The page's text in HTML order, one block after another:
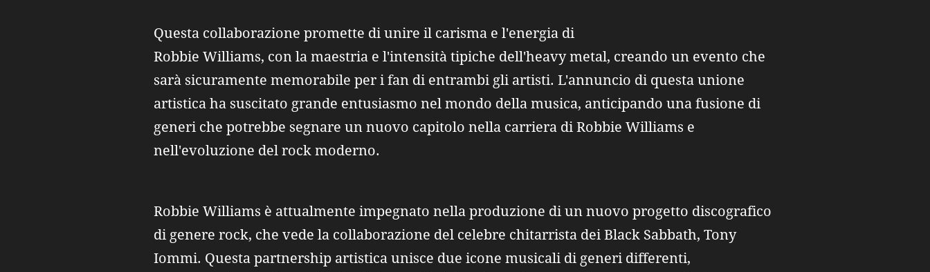
Questa collaborazione promette di unire il carisma e l'energia di
Robbie Williams, con la maestria e l'intensità tipiche dell'heavy metal, creando un evento che
sarà sicuramente memorabile per i fan di entrambi gli artisti. L'annuncio di questa unione
artistica ha suscitato grande entusiasmo nel mondo della musica, anticipando una fusione di
generi che potrebbe segnare un nuovo capitolo nella carriera di Robbie Williams e
nell'evoluzione del rock moderno.
Robbie Williams è attualmente impegnato nella produzione di un nuovo progetto discografico
di genere rock, che vede la collaborazione del celebre chitarrista dei Black Sabbath, Tony
Iommi. Questa partnership artistica unisce due icone musicali di generi differenti,